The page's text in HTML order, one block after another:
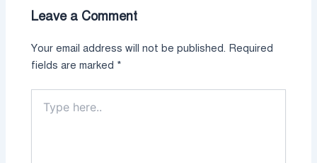
Leave a Comment
Your email address will not be published. Required
fields are marked *
here..